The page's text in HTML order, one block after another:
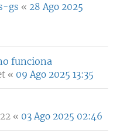
gs « 28 Ago 2025
funciona
« 09 Ago 2025 13:35
« 03 Ago 2025 02:46